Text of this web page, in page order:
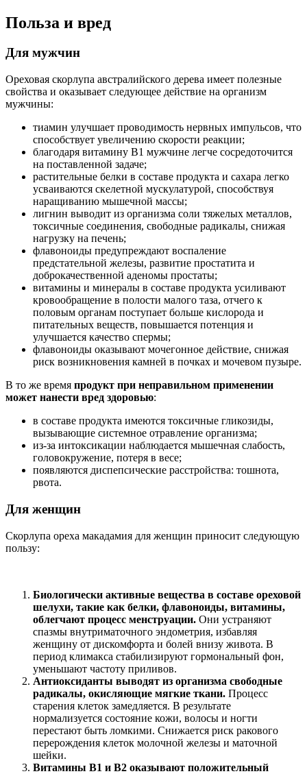
Польза и вред
Для мужчин
Ореховая скорлупа австралийского дерева имеет полезные
свойства и оказывает следующее действие на организм
мужчины:
тиамин улучшает проводимость нервных импульсов, что
способствует увеличению скорости реакции;
благодаря витамину B1 мужчине легче сосредоточится
на поставленной задаче;
растительные белки в составе продукта и сахара легко
усваиваются скелетной мускулатурой, способствуя
наращиванию мышечной массы;
лигнин выводит из организма соли тяжелых металлов,
токсичные соединения, свободные радикалы, снижая
нагрузку на печень;
флавоноиды предупреждают воспаление
предстательной железы, развитие простатита и
доброкачественной аденомы простаты;
витамины и минералы в составе продукта усиливают
кровообращение в полости малого таза, отчего к
половым органам поступает больше кислорода и
питательных веществ, повышается потенция и
улучшается качество спермы;
флавоноиды оказывают мочегонное действие, снижая
риск возникновения камней в почках и мочевом пузыре.
В то же время продукт при неправильном применении
может нанести вред здоровью:
в составе продукта имеются токсичные гликозиды,
вызывающие системное отравление организма;
из-за интоксикации наблюдается мышечная слабость,
головокружение, потеря в весе;
появляются диспепсические расстройства: тошнота,
рвота.
Для женщин
Скорлупа ореха макадамия для женщин приносит следующую
пользу:
Биологически активные вещества в составе ореховой
шелухи, такие как белки, флавоноиды, витамины,
облегчают процесс менструации. Они устраняют
спазмы внутриматочного эндометрия, избавляя
женщину от дискомфорта и болей внизу живота. В
период климакса стабилизируют гормональный фон,
уменьшают частоту приливов.
Антиоксиданты выводят из организма свободные
радикалы, окисляющие мягкие ткани. Процесс
старения клеток замедляется. В результате
нормализуется состояние кожи, волосы и ногти
перестают быть ломкими. Снижается риск ракового
перерождения клеток молочной железы и маточной
шейки.
Витамины B1 и B2 оказывают положительный